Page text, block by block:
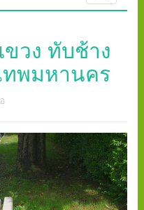
วง ทับช้าง
ทพมหานคร